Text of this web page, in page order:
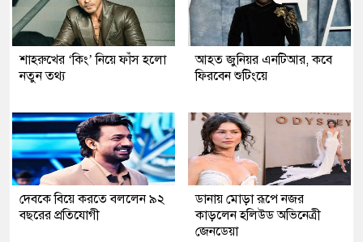
শাহরুখের ‘কিং’ নিয়ে ফাঁস হলো
নতুন তথ্য
আহত জুনিয়র এনটিআর, কবে
ফিরবেন শুটিংয়ে
দেবকে বিয়ে করতে বললেন ৯২
বছরের প্রতিযোগী
ডানায় মোড়া রূপে নজর
কাড়লেন হলিউড অভিনেত্রী
জেনডেয়া